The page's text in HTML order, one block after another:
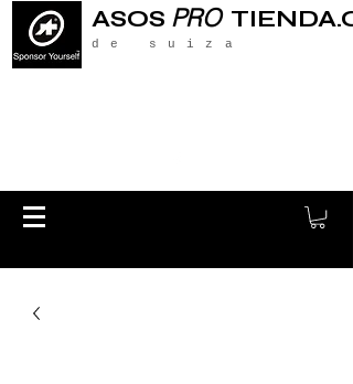
ASOS PRO
de suiza